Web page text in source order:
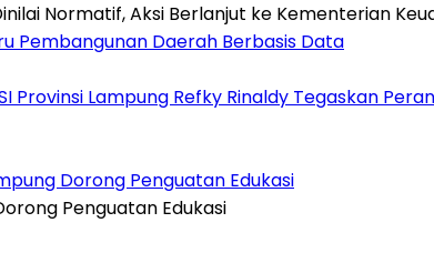
Pembangunan Daerah Berbasis Data
Provinsi Lampung Refky Rinaldy Tegaskan
Dorong Penguatan Edukasi